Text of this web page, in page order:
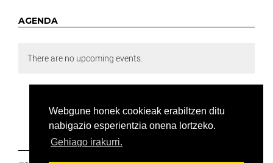
Webgune honek cookieak erabiltzen ditu
nabigazio esperientzia onena lortzeko.
Gehiago irakurri.
AGENDA
There are no upcoming events.